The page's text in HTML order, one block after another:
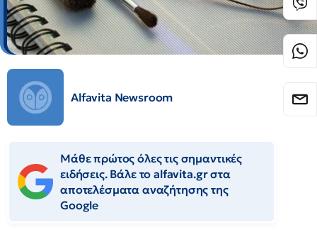
Alfavita Newsroom
Μάθε πρώτος όλες τις σημαντικές
ειδήσεις. Βάλε το alfavita.gr στα
αποτελέσματα αναζήτησης της
Google